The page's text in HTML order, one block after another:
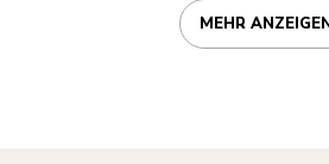
MEHR